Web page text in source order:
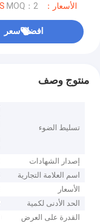
الأسعار：US $93-99/PCS MOQ：2 قطعة
افضل سعر
منتوج وصف
تسليط الضوء
إصدار الشهادات
اسم العلامة التجارية
الأسعار
الحد الأدنى لكمية
القدرة على العرض